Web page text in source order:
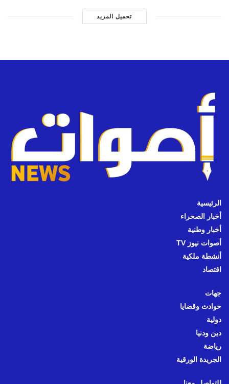
تحميل المزيد
الرئيسية
أخبار الصحراء
أخبار وطنية
أصوات نيوز TV
أنشطة ملكية
اقتصاد
جهات
حوادث وقضايا
دولية
دين ودنيا
رياضة
الجريدة الورقية